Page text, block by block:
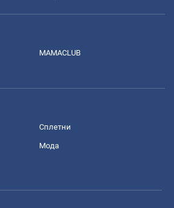
MAMACLUB
Сплетни
Мода